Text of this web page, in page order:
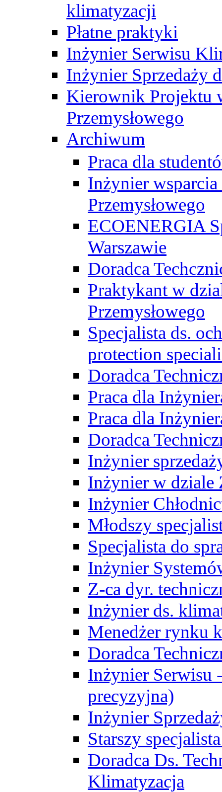
klimatyzacji
Płatne praktyki
Inżynier Serwisu
Inżynier Sprzedaży
Kierownik Projektu
Przemysłowego
Archiwum
Praca dla
Inżynier wsparcia
Przemysłowego
ECOENERGIA
Warszawie
Doradca
Praktykant w
Przemysłowego
Specjalista ds.
protection
Doradca
Praca dla
Praca dla
Doradca
Inżynier
Inżynier w dziale
Inżynier
Młodszy
Specjalista do
Inżynier
Z-ca dyr.
Inżynier ds.
Menedżer rynku
Doradca
Inżynier Serwisu
precyzyjna)
Inżynier
Starszy
Doradca Ds.
Klimatyzacja